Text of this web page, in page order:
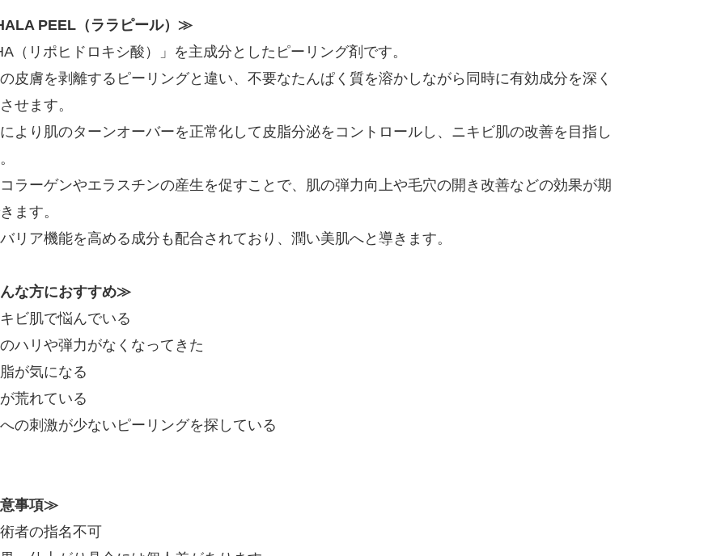
PEEL（ララピール）≫
（リポヒドロキシ酸）」を主成分としたピーリング剤です。
皮膚を剥離するピーリングと違い、不要なたんぱく質を溶かしながら同時に有効成分を深く
せます。
より肌のターンオーバーを正常化して皮脂分泌をコントロールし、ニキビ肌の改善を目指し
ラーゲンやエラスチンの産生を促すことで、肌の弾力向上や毛穴の開き改善などの効果が期
ます。
リア機能を高める成分も配合されており、潤い美肌へと導きます。
な方におすすめ≫
ビ肌で悩んでいる
ハリや弾力がなくなってきた
が気になる
荒れている
の刺激が少ないピーリングを探している
事項≫
者の指名不可